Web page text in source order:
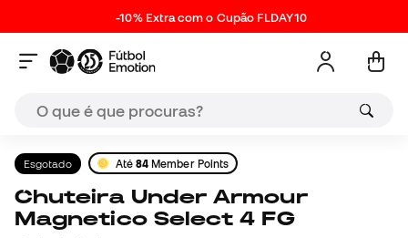
-10% Extra com o Cupão FLDAY10
Esgotado Até 84 Member Points
Chuteira Under Armour
Magnetico Select 4 FG